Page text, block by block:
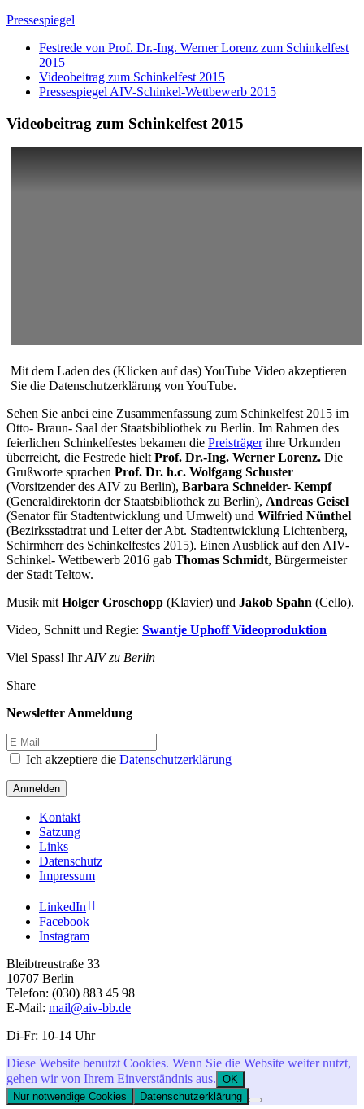
Pressespiegel
Festrede von Prof. Dr.-Ing. Werner Lorenz zum Schinkelfest
2015
Videobeitrag zum Schinkelfest 2015
Pressespiegel AIV-Schinkel-Wettbewerb 2015
Videobeitrag zum Schinkelfest 2015
Mit dem Laden des (Klicken auf das) YouTube Video akzeptieren
Sie die Datenschutzerklärung von YouTube.
Sehen Sie anbei eine Zusammenfassung zum Schinkelfest 2015 im
Otto- Braun- Saal der Staatsbibliothek zu Berlin. Im Rahmen des
feierlichen Schinkelfestes bekamen die Preisträgerihre Urkunden
überreicht, die Festrede hieltProf. Dr.-Ing. Werner Lorenz. Die
Grußworte sprachen Prof. Dr. h.c. Wolfgang Schuster
(Vorsitzender des AIV zu Berlin), Barbara Schneider- Kempf
(Generaldirektorin der Staatsbibliothek zu Berlin), Andreas Geisel
(Senator für Stadtentwicklung und Umwelt) und Wilfried Nünthel
(Bezirksstadtrat und Leiter der Abt. Stadtentwicklung Lichtenberg,
Schirmherr des Schinkelfestes 2015). Einen Ausblick auf den AIV-
Schinkel- Wettbewerb 2016 gab Thomas Schmidt, Bürgermeister
der Stadt Teltow.
Musik mitHolger Groschopp (Klavier) und Jakob Spahn (Cello).
Video, Schnitt und Regie: Swantje Uphoff Videoproduktion
Viel Spass! IhrAIV zu Berlin
Share
Newsletter Anmeldung
Ich akzeptiere die Datenschutzerklärung
Anmelden
Kontakt
Satzung
Links
Datenschutz
Impressum
LinkedIn
Facebook
Instagram
Bleibtreustraße 33
10707 Berlin
Telefon: (030) 883 45 98
E-Mail: mail@aiv-bb.de
Di-Fr: 10-14 Uhr
Diese Website benutzt Cookies. Wenn Sie die Website weiter nutzt,
gehen wir von Ihrem Einverständnis aus. OK
Nur notwendige Cookies
Datenschutzerklärung